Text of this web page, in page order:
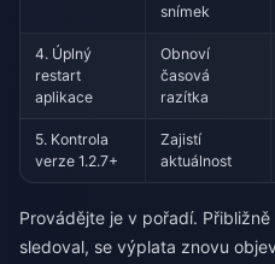
snímek
4. Úplný
restart
aplikace
Obnoví
časová
razítka
5. Kontrola
verze 1.2.7+
Zajistí
aktuálnost
Provádějte je v pořadí.
sledoval, se výplata znovu